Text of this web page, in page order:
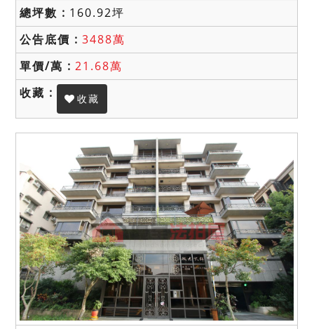
160.92坪
3488萬
21.68萬
收藏